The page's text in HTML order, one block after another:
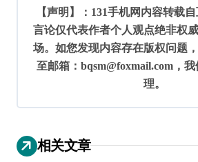
【声明】：131手机网内容转载
言论仅代表作者个人观点绝非权
场。如您发现内容存在版权问题
至邮箱：bqsm@foxmail.com，
理。
相关文章